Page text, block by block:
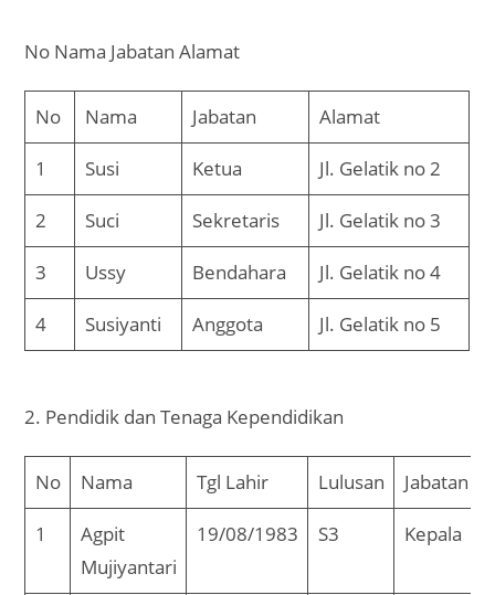
No Nama Jabatan Alamat
No Nama Jabatan Alamat
1 Susi Ketua Jl. Gelatik no 2
2 Suci Sekretaris Jl. Gelatik no 3
3 Ussy Bendahara Jl. Gelatik no 4
4 Susiyanti Anggota Jl. Gelatik no 5
2. Pendidik dan Tenaga Kependidikan
No Nama Tgl Lahir Lulusan Jabatan
1
Agpit
Mujiyantari
19/08/1983 S3 Kepala